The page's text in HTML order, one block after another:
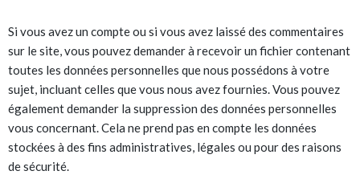
Si vous avez un compte ou si vous avez laissé des commentaires
sur le site, vous pouvez demander à recevoir un fichier contenant
toutes les données personnelles que nous possédons à votre
sujet, incluant celles que vous nous avez fournies. Vous pouvez
également demander la suppression des données personnelles
vous concernant. Cela ne prend pas en compte les données
stockées à des fins administratives, légales ou pour des raisons
de sécurité.